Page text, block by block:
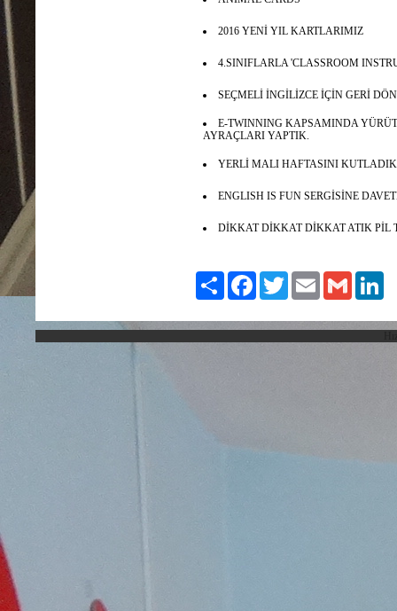
2016 YENİ YIL KARTLARIMIZ
4.SINIFLARLA 'CLASSROOM
SEÇMELİ İNGİLİZCE İÇİN GERİ
E-TWINNING KAPSAMINDA
AYRAÇLARI YAPTIK.
YERLİ MALI HAFTASINI KUTLADIK
ENGLISH IS FUN SERGİSİNE
DİKKAT DİKKAT DİKKAT ATIK PİL
Paylaş FacebookTwitter Email Gmail